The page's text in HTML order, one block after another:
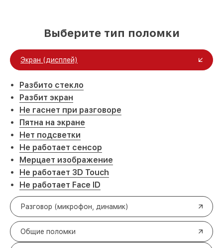
Выберите тип поломки
Экран (дисплей)
Разбито стекло
Разбит экран
Не гаснет при разговоре
Пятна на экране
Нет подсветки
Не работает сенсор
Мерцает изображение
Не работает 3D Touch
Не работает Face ID
Разговор (микрофон, динамик)
Общие поломки